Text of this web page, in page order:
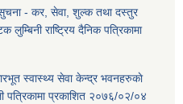
सुचना - कर, सेवा, शुल्क तथा दस्तुर
राष्ट्रिय दैनिक पत्रिकामा
स्वास्थ्य सेवा केन्द्र भवनहरुकाे
पत्रिकामा प्रकाशित २०७६/०२/०४